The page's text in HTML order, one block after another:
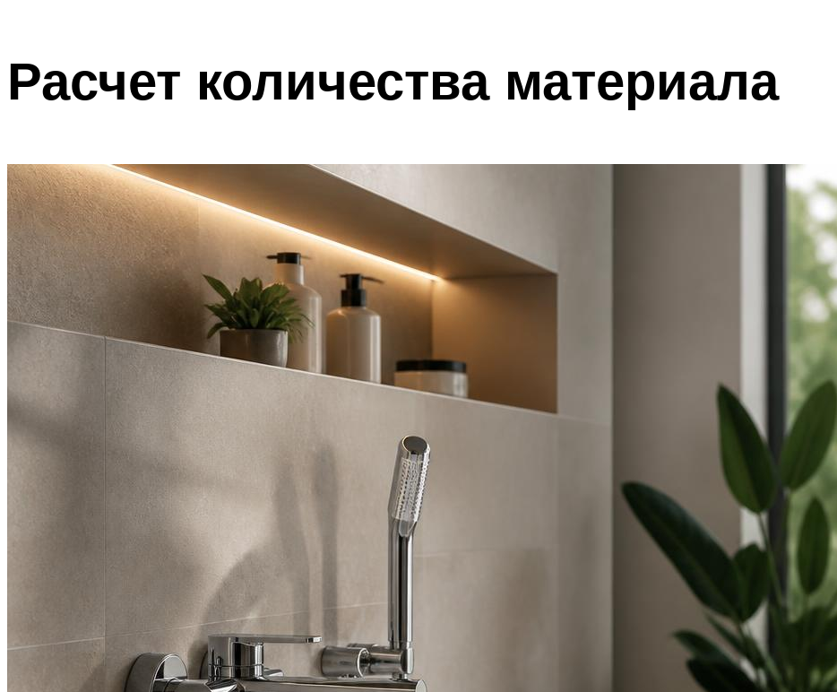
Расчет количества материала